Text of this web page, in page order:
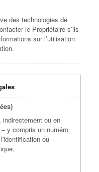
des technologies de
le Propriétaire s’ils
sur l’utilisation
indirectement ou en
y compris un numéro
ou